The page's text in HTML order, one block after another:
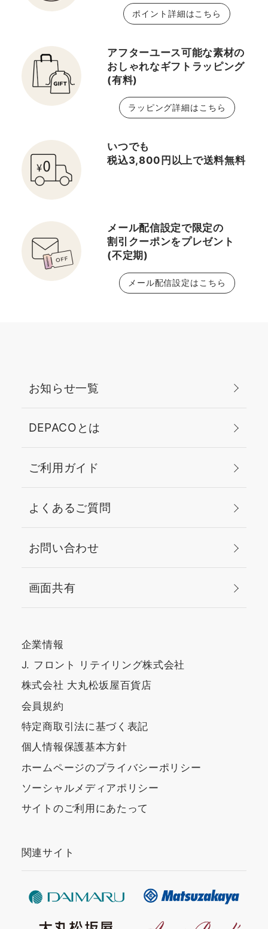
ポイント詳細はこちら
アフターユース可能な素材の
おしゃれなギフトラッピング
(有料)
ラッピング詳細はこちら
いつでも
税込3,800円以上で送料無料
メール配信設定で限定の
割引クーポンをプレゼント
(不定期)
メール配信設定はこちら
お知らせ一覧
DEPACOとは
ご利用ガイド
よくあるご質問
お問い合わせ
画面共有
企業情報
J. フロント リテイリング株式会社
株式会社 大丸松坂屋百貨店
会員規約
特定商取引法に基づく表記
個人情報保護基本方針
ホームページのプライバシーポリシー
ソーシャルメディアポリシー
サイトのご利用にあたって
関連サイト